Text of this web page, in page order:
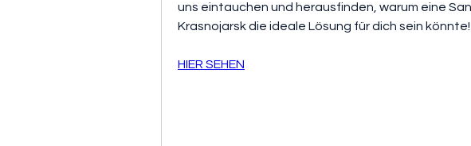
uns eintauchen und herausfinden, warum eine
Krasnojarsk die ideale Lösung für dich sein könnte!
HIER SEHEN